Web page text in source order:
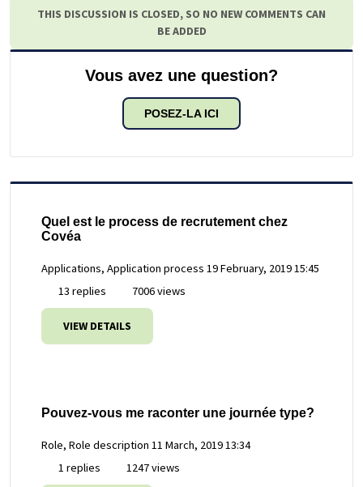
THIS DISCUSSION IS CLOSED, SO NO NEW COMMENTS CAN
BE ADDED
Vous avez une question?
POSEZ-LA ICI
Quel est le process de recrutement chez
Covéa
Applications, Application process 19 February, 2019 15:45
13 replies
7006 views
VIEW DETAILS
Pouvez-vous me raconter une journée type?
Role, Role description 11 March, 2019 13:34
1 replies
1247 views